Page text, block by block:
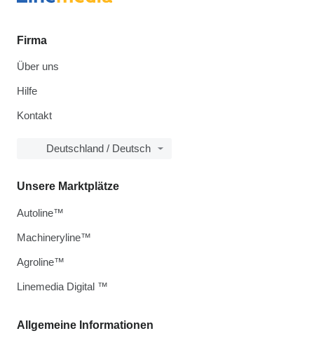
Firma
Über uns
Hilfe
Kontakt
Deutschland / Deutsch
Allgemeine Informationen
Unsere Marktplätze
Autoline™
Machineryline™
Agroline™
Linemedia Digital ™